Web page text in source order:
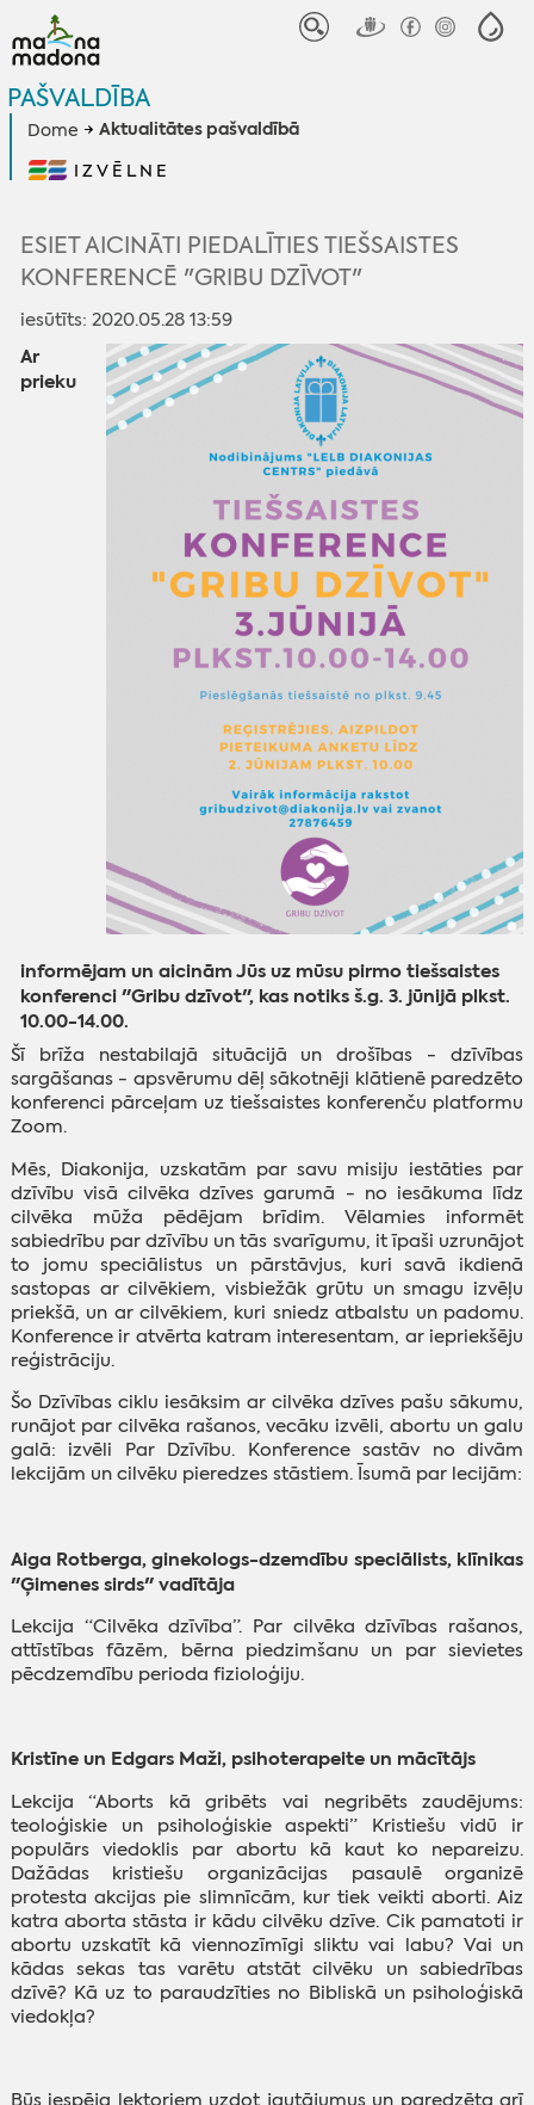
PAŠVALDĪBA
Dome Aktualitātes pašvaldībā
IZVĒLNE
ESIET AICINĀTI PIEDALĪTIES TIEŠSAISTES
KONFERENCĒ "GRIBU DZĪVOT"
iesūtīts: 2020.05.28 13:59
Ar
prieku
informējam un aicinām Jūs uz mūsu pirmo tiešsaistes
konferenci "Gribu dzīvot", kas notiks š.g. 3. jūnijā plkst.
10.00-14.00.
Šī brīža nestabilajā situācijā un drošības - dzīvības
sargāšanas - apsvērumu dēļ sākotnēji klātienē paredzēto
konferenci pārceļam uz tiešsaistes konferenču platformu
Zoom.
Mēs, Diakonija, uzskatām par savu misiju iestāties par
dzīvību visā cilvēka dzīves garumā - no iesākuma līdz
cilvēka mūža pēdējam brīdim. Vēlamies informēt
sabiedrību par dzīvību un tās svarīgumu, it īpaši uzrunājot
to jomu speciālistus un pārstāvjus, kuri savā ikdienā
sastopas ar cilvēkiem, visbiežāk grūtu un smagu izvēļu
priekšā, un ar cilvēkiem, kuri sniedz atbalstu un padomu.
Konference ir atvērta katram interesentam, ar iepriekšēju
reģistrāciju.
Šo Dzīvības ciklu iesāksim ar cilvēka dzīves pašu sākumu,
runājot par cilvēka rašanos, vecāku izvēli, abortu un galu
galā: izvēli Par Dzīvību. Konference sastāv no divām
lekcijām un cilvēku pieredzes stāstiem. Īsumā par lecijām:
Aiga Rotberga, ginekologs-dzemdību speciālists, klīnikas
"Ģimenes sirds" vadītāja
Lekcija “Cilvēka dzīvība”. Par cilvēka dzīvības rašanos,
attīstības fāzēm, bērna piedzimšanu un par sievietes
pēcdzemdību perioda fizioloģiju.
Kristīne un Edgars Maži, psihoterapeite un mācītājs
Lekcija “Aborts kā gribēts vai negribēts zaudējums:
teoloģiskie un psiholoģiskie aspekti” Kristiešu vidū ir
populārs viedoklis par abortu kā kaut ko nepareizu.
Dažādas kristiešu organizācijas pasaulē organizē
protesta akcijas pie slimnīcām, kur tiek veikti aborti. Aiz
katra aborta stāsta ir kādu cilvēku dzīve. Cik pamatoti ir
abortu uzskatīt kā viennozīmīgi sliktu vai labu? Vai un
kādas sekas tas varētu atstāt cilvēku un sabiedrības
dzīvē? Kā uz to paraudzīties no Bibliskā un psiholoģiskā
viedokļa?